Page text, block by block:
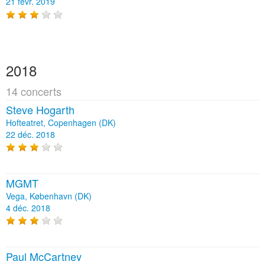
2018
14 concerts
Steve Hogarth
Hofteatret, Copenhagen (DK)
22 déc. 2018
MGMT
Vega, København (DK)
4 déc. 2018
Paul McCartney